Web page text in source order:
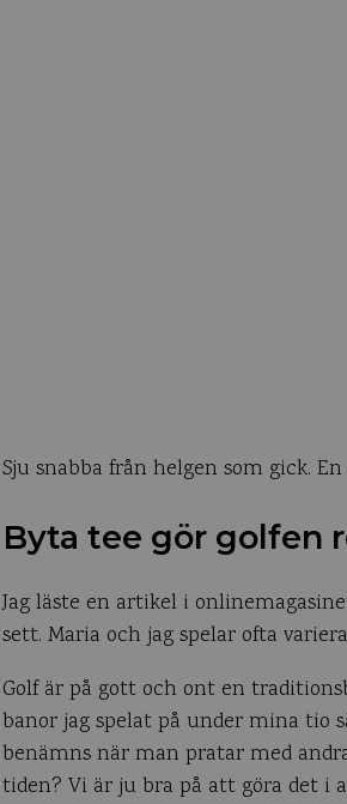
Sju snabba från helgen som gick.
Byta tee gör golfen
Jag läste en artikel i
sett. Maria och jag spelar ofta
Golf är på gott och ont en
banor jag spelat på under mina tio
benämns när man pratar med
tiden? Vi är ju bra på att göra det i